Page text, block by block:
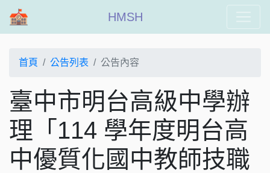
HMSH
首頁 公告列表 公告內容
臺中市明台高級中學辦
理「114 學年度明台高
中優質化國中教師技職